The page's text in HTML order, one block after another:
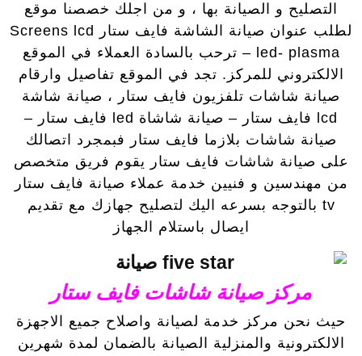
التصليح و الصيانة بها ، و من اجلك خصصنا موقع
لطلب عنوان صيانة الشاشة فايف ستار Screens lcd
– led- plasma ترحب بالسادة العملاء في الموقع
الالكتروني للمركز. تجد في الموقع تفاصيل وارقام
صيانة شاشات تلفزيون فايف ستار ، صيانة شاشة
lcd فايف ستار – صيانة شاشاة led فايف ستار –
صيانة شاشات بلازما فايف ستار فبمجرد اتصالك
على صيانة شاشات فايف ستار يقوم فريق متخصص
من مهندسين و فنيين خدمة عملاء صيانة فايف ستار
tv بالتوجه بسرعه اليك لتصليح جهازك مع تقديم
ايصال باستلام الجهاز
مركز صيانة شاشات فايف ستار
حيث نحن مركز خدمة لصيانة واصلاح جميع الاجهزة
الالكترونية والمنزلية الصيانة بالضمان لمدة شهرين